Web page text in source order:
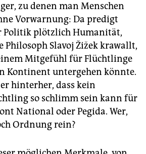
zu denen man Menschen
Vorwarnung: Da predigt
Politik plötzlich Humanität,
Slavoj Žižek krawallt,
Mitgefühl für Flüchtlinge
Kontinent untergehen könnte.
hinterher, dass kein
so schlimm sein kann für
National oder Pegida. Wer,
Ordnung rein?